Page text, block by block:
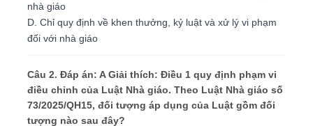
nhà giáo
D. Chỉ quy định về khen thưởng, kỷ luật và xử lý vi phạm
đối với nhà giáo
Câu 2. Đáp án: A Giải thích: Điều 1 quy định phạm vi
điều chỉnh của Luật Nhà giáo. Theo Luật Nhà giáo số
73/2025/QH15, đối tượng áp dụng của Luật gồm đối
tượng nào sau đây?